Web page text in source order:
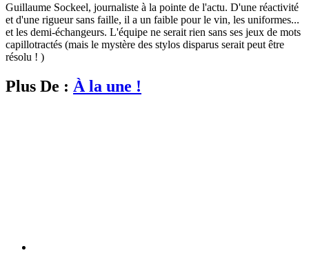
Guillaume Sockeel, journaliste à la pointe de l'actu. D'une réactivité
et d'une rigueur sans faille, il a un faible pour le vin, les uniformes...
et les demi-échangeurs. L'équipe ne serait rien sans ses jeux de mots
capillotractés (mais le mystère des stylos disparus serait peut être
résolu ! )
Plus De : À la une !